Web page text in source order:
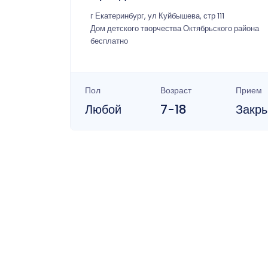
г Екатеринбург, ул Куйбышева, стр 111
Дом детского творчества Октябрьского района
бесплатно
Пол
Любой
Возраст
7-18
Прием